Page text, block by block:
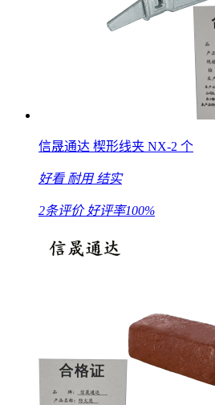
信晟通达 楔形线夹 NX-2 个
好看 耐用 结实
2条评价 好评率100%